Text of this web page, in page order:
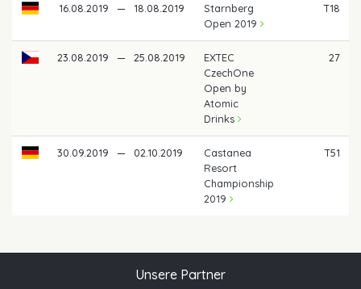
16.08.2019 — 18.08.2019
Starnberg
Open 2019
T18
23.08.2019 — 25.08.2019
EXTEC
CzechOne
Open by
Atomic
Drinks
27
30.09.2019 — 02.10.2019
Castanea
Resort
Championship
2019
T51
Unsere Partner